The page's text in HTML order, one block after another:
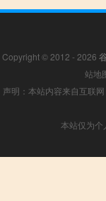
Copyright © 2012 - 2026
站地
声明：本站内容来自互联
本站仅为个